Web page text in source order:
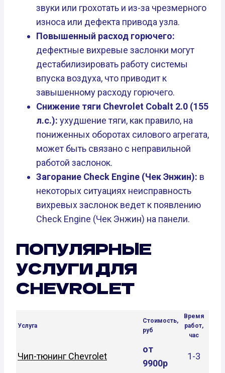
звуки или грохотать и из-за чрезмерного
износа или дефекта привода узла.
Повышенный расход горючего:
дефектные вихревые заслонки могут
дестабилизировать работу системы
впуска воздуха, что приводит к
завышенному расходу горючего.
Снижение тяги Chevrolet Cobalt 2.0 (155
л.с.): ухудшение тяги, как правило, на
пониженных оборотах силового агрегата,
может быть связано с неправильной
работой заслонок.
Загорание Check Engine (Чек Энжин): в
некоторых ситуациях неисправность
вихревых заслонок ведет к появлению
Check Engine (Чек Энжин) на панели.
ПОПУЛЯРНЫЕ
УСЛУГИ ДЛЯ
CHEVROLET
Услуга
Стоимость,
руб
Время
работ,
час
Чип-тюнинг Chevrolet
от
9900р
1-3